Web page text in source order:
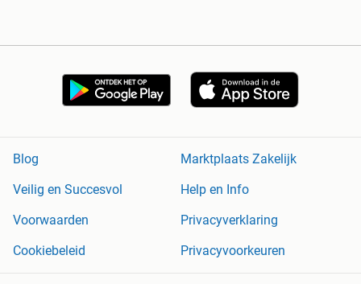
Blog
Marktplaats Zakelijk
Veilig en Succesvol
Help en Info
Voorwaarden
Privacyverklaring
Cookiebeleid
Privacyvoorkeuren